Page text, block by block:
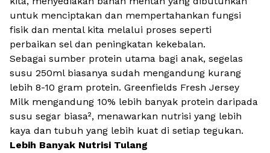
untuk menciptakan dan mempertahankan fungsi
fisik dan mental kita melalui proses seperti
perbaikan sel dan peningkatan kekebalan.
Sebagai sumber protein utama bagi anak, segelas
susu 250ml biasanya sudah mengandung kurang
lebih 8-10 gram protein. Greenfields Fresh Jersey
Milk mengandung 10% lebih banyak protein daripada
susu segar biasa², menawarkan nutrisi yang lebih
kaya dan tubuh yang lebih kuat di setiap tegukan.
Lebih Banyak Nutrisi Tulang